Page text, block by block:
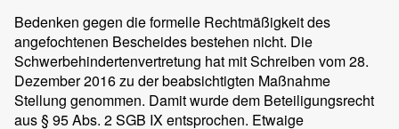
Bedenken gegen die formelle Rechtmäßigkeit des
angefochtenen Bescheides bestehen nicht. Die
Schwerbehindertenvertretung hat mit Schreiben vom 28.
Dezember 2016 zu der beabsichtigten Maßnahme
Stellung genommen. Damit wurde dem Beteiligungsrecht
aus § 95 Abs. 2 SGB IX entsprochen. Etwaige